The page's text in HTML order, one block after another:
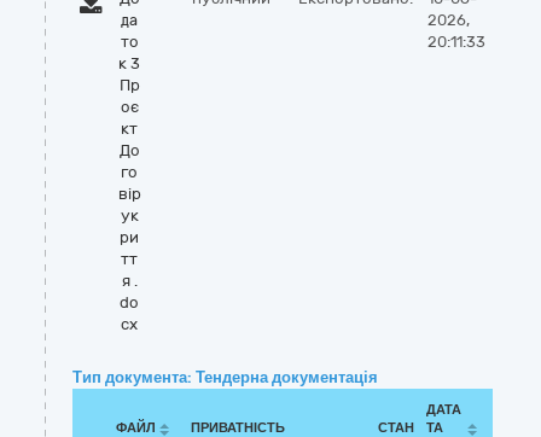
да
то
к 3
Пр
оє
кт
До
го
вір
ук
ри
тт
я .
do
cx
2026,
20:11:33
Тип документа: Тендерна документація
ФАЙЛ ПРИВАТНІСТЬ СТАН
ДАТА
ТА